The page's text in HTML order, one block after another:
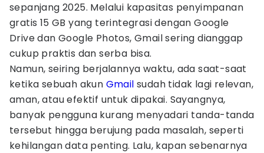
sepanjang 2025. Melalui kapasitas penyimpanan
gratis 15 GB yang terintegrasi dengan Google
Drive dan Google Photos, Gmail sering dianggap
cukup praktis dan serba bisa.
Namun, seiring berjalannya waktu, ada saat-saat
ketika sebuah akun Gmail sudah tidak lagi relevan,
aman, atau efektif untuk dipakai. Sayangnya,
banyak pengguna kurang menyadari tanda-tanda
tersebut hingga berujung pada masalah, seperti
kehilangan data penting. Lalu, kapan sebenarnya